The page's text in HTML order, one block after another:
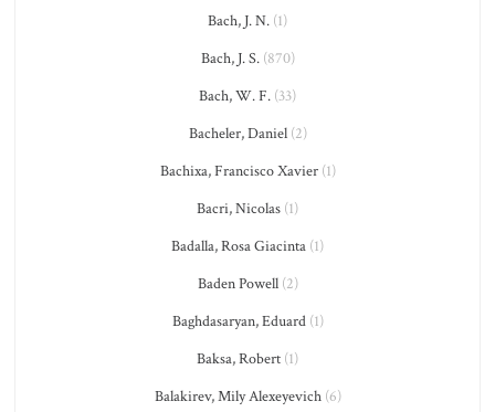
Bach, J. N. (1)
Bach, J. S.(870)
Bach, W. F. (33)
Bacheler, Daniel(2)
Bachixa, Francisco Xavier(1)
Bacri, Nicolas (1)
Badalla, Rosa Giacinta (1)
Baden Powell(2)
Baghdasaryan, Eduard(1)
Baksa, Robert (1)
Balakirev, Mily Alexeyevich(6)